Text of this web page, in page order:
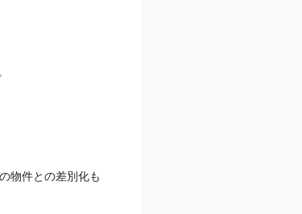
物件との差別化も